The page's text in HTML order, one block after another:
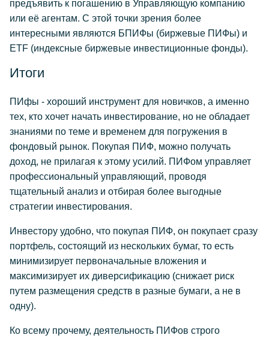
предъявить к погашению в Управляющую компанию
или её агентам. С этой точки зрения более
интересными являются БПИФы (биржевые ПИФы) и
ETF (индексные биржевые инвестиционные фонды).
Итоги
ПИфы - хороший инструмент для новичков, а именно
тех, кто хочет начать инвестирование, но не обладает
знаниями по теме и временем для погружения в
фондовый рынок. Покупая ПИФ, можно получать
доход, не прилагая к этому усилий. ПИФом управляет
профессиональный управляющий, проводя
тщательный анализ и отбирая более выгодные
стратегии инвестирования.
Инвестору удобно, что покупая ПИФ, он покупает сразу
портфель, состоящий из нескольких бумаг, то есть
минимизирует первоначальные вложения и
максимизирует их диверсификацию (снижает риск
путем размещения средств в разные бумаги, а не в
одну).
Ко всему прочему, деятельность ПИФов строго